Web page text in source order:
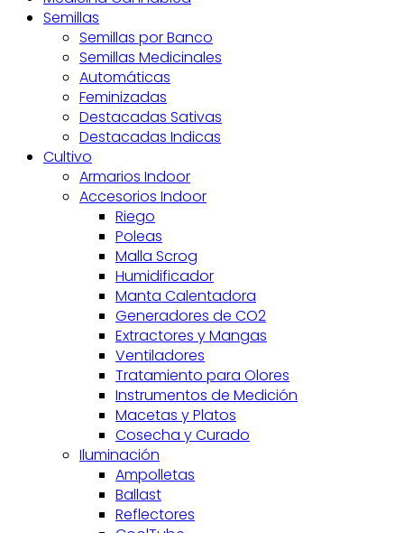
Semillas
Semillas por Banco
Semillas Medicinales
Automáticas
Feminizadas
Destacadas Sativas
Destacadas Indicas
Cultivo
Armarios Indoor
Accesorios Indoor
Riego
Poleas
Malla Scrog
Humidificador
Manta Calentadora
Generadores de CO2
Extractores y Mangas
Ventiladores
Tratamiento para Olores
Instrumentos de Medición
Macetas y Platos
Cosecha y Curado
Iluminación
Ampolletas
Ballast
Reflectores